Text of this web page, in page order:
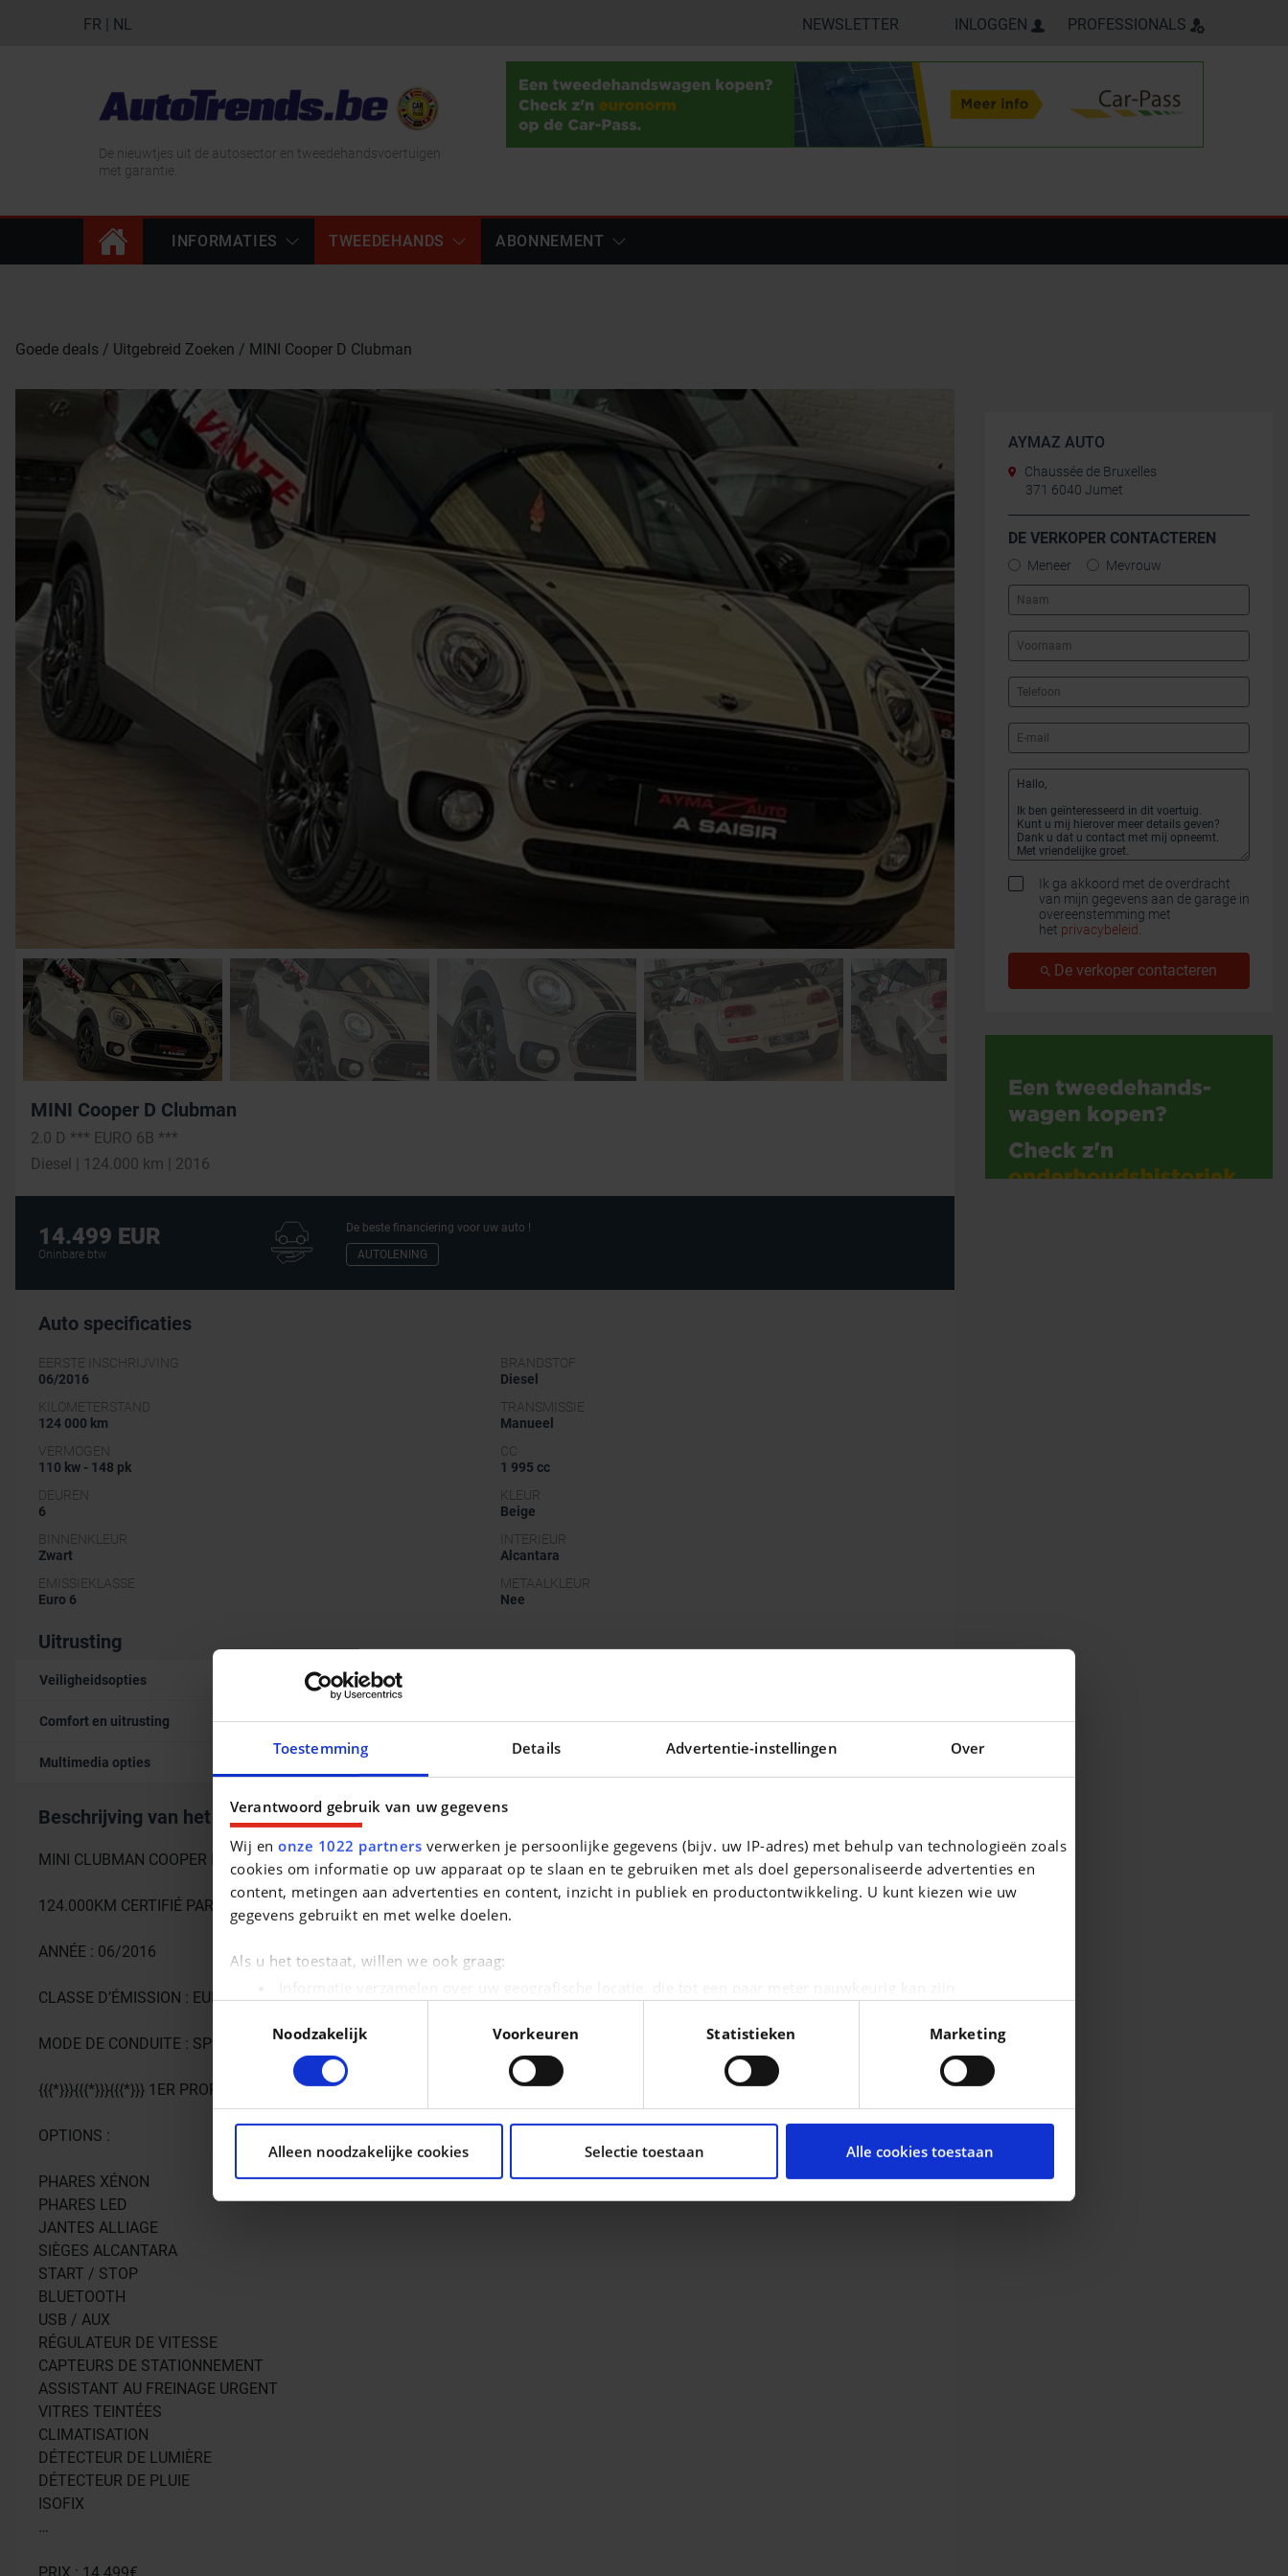
Toestemming Details Advertentie-instellingen Over
Verantwoord gebruik van uw gegevens
Wij enonze 1022 partners verwerken je persoonlijke gegevens (bijv. uw IP-adres) met behulp van technologieën zoals
cookies om informatie op uw apparaat op te slaan en te gebruiken met als doel gepersonaliseerde advertenties en
content, metingen aan advertenties en content, inzicht in publiek en productontwikkeling. U kunt kiezen wie uw
gegevens gebruikt en met welke doelen.
Als u het toestaat, willen we ook graag:
Lees meer over hoe uw persoonlijke gegevens worden verwerkt en stel uw voorkeuren in het
detailgedeeltein. U
kunt uw toestemming op elk moment wijzigen of intrekken in de Cookieverklaring.
We gebruiken cookies om content en advertenties te personaliseren, om functies voor social media te bieden en om
ons websiteverkeer te analyseren. Ook delen we informatie over uw gebruik van onze site met onze partners voor
social media, adverteren en analyse. Deze partners kunnen deze gegevens combineren met andere informatie die u
aan ze heeft verstrekt of die ze hebben verzameld op basis van uw gebruik van hun services.
Noodzakelijk
Voorkeuren Statistieken Marketing
Alleen noodzakelijke cookies Selectie toestaan Alle cookies toestaan
FR | NL NEWSLETTER INLOGGEN PROFESSIONALS
De nieuwtjes uit de autosector en tweedehandsvoertuigen
met garantie.
INFORMATIES TWEEDEHANDS ABONNEMENT
Goede deals Uitgebreid Zoeken MINI Cooper D Clubman
MINI Cooper D Clubman
2.0 D *** EURO 6B ***
Diesel | 124.000 km | 2016
14.499 EUR
Oninbare btw
De beste financiering voor uw auto !
AUTOLENING
Auto specificaties
EERSTE INSCHRIJVING
06/2016
BRANDSTOF
Diesel
KILOMETERSTAND
124 000 km
TRANSMISSIE
Manueel
VERMOGEN
110 kw - 148 pk
CC
1 995 cc
DEUREN
6
KLEUR
Beige
BINNENKLEUR
Zwart
INTERIEUR
Alcantara
EMISSIEKLASSE
Euro 6
METAALKLEUR
Nee
Uitrusting
Veiligheidsopties
Comfort en uitrusting
Multimedia opties
Beschrijving van het voertuig occasie
MINI CLUBMAN COOPER D 2.0
124.000KM CERTIFIÉ PAR LE CAR PASS
ANNÉE : 06/2016
CLASSE D’ÉMISSION : EURO 6B
MODE DE CONDUITE : SPORT / GREEN
{{{*}}}{{{*}}}{{{*}}} 1ER PROPRIÉTAIRE {{{*}}}{{{*}}}{{{*}}}
OPTIONS :
PHARES XÉNON
PHARES LED
JANTES ALLIAGE
SIÈGES ALCANTARA
START / STOP
BLUETOOTH
USB / AUX
RÉGULATEUR DE VITESSE
CAPTEURS DE STATIONNEMENT
ASSISTANT AU FREINAGE URGENT
VITRES TEINTÉES
CLIMATISATION
DÉTECTEUR DE LUMIÈRE
DÉTECTEUR DE PLUIE
ISOFIX
…
AYMAZ AUTO
Chaussée de Bruxelles
371 6040 Jumet
DE VERKOPER CONTACTEREN
Meneer Mevrouw
Ik ga akkoord met de overdracht
van mijn gegevens aan de garage in
overeenstemming met
het privacybeleid
De verkoper contacteren